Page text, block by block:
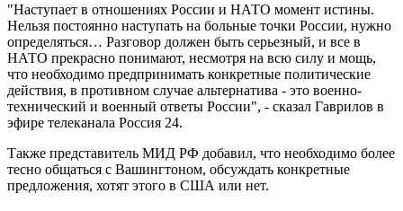
"Наступает в отношениях России и НАТО момент истины.
Нельзя постоянно наступать на больные точки России, нужно
определяться… Разговор должен быть серьезный, и все в
НАТО прекрасно понимают, несмотря на всю силу и мощь,
что необходимо предпринимать конкретные политические
действия, в противном случае альтернатива - это военно-
технический и военный ответы России", - сказал Гаврилов в
эфире телеканала Россия 24.
Также представитель МИД РФ добавил, что необходимо более
тесно общаться с Вашингтоном, обсуждать конкретные
предложения, хотят этого в США или нет.